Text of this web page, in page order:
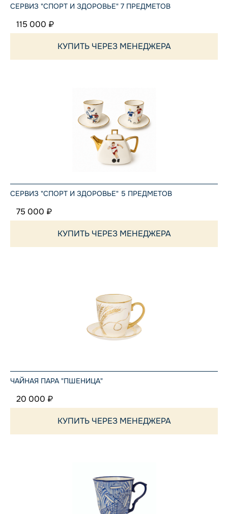
СЕРВИЗ "СПОРТ И ЗДОРОВЬЕ" 7 ПРЕДМЕТОВ
115 000 ₽
КУПИТЬ ЧЕРЕЗ МЕНЕДЖЕРА
СЕРВИЗ "СПОРТ И ЗДОРОВЬЕ" 5 ПРЕДМЕТОВ
75 000 ₽
КУПИТЬ ЧЕРЕЗ МЕНЕДЖЕРА
ЧАЙНАЯ ПАРА "ПШЕНИЦА"
20 000 ₽
КУПИТЬ ЧЕРЕЗ МЕНЕДЖЕРА